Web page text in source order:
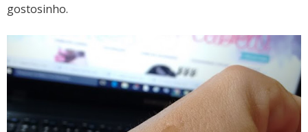
gostosinho.